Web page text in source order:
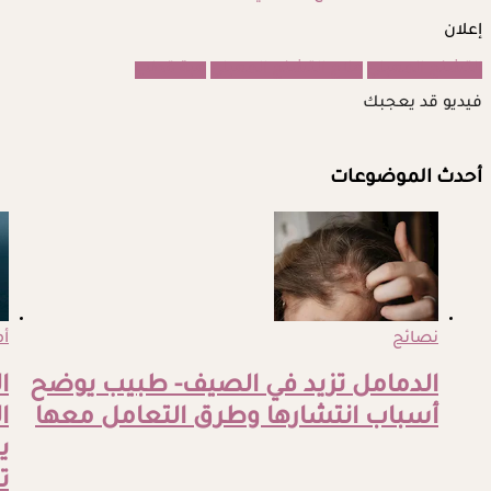
إعلان
فيديو قد يعجبك
أحدث الموضوعات
نصائح
الدمامل تزيد في الصيف- طبيب يوضح
أسباب انتشارها وطرق التعامل معها